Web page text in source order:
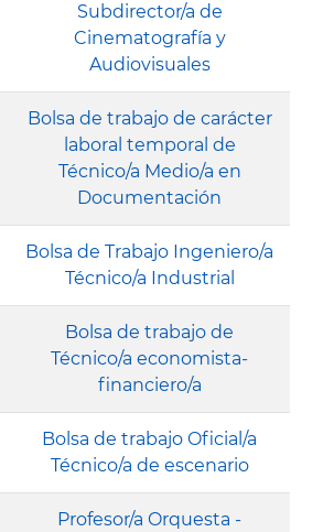
Subdirector/a de
Cinematografía y
Audiovisuales
Bolsa de trabajo de carácter
laboral temporal de
Técnico/a Medio/a en
Documentación
Bolsa de Trabajo Ingeniero/a
Técnico/a Industrial
Bolsa de trabajo de
Técnico/a economista-
financiero/a
Bolsa de trabajo Oficial/a
Técnico/a de escenario
Profesor/a Orquesta -